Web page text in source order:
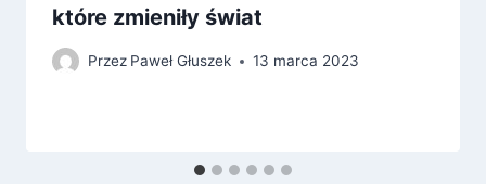
które zmieniły świat
Przez Paweł Głuszek 13 marca 2023